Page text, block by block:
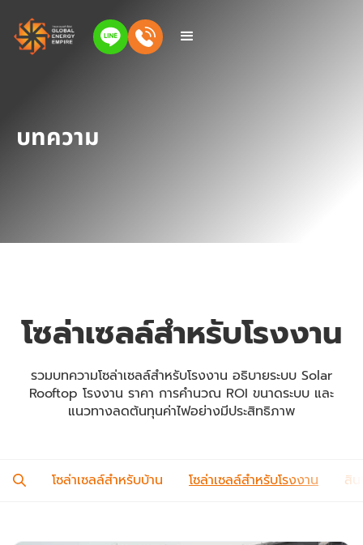
บทความ
โซล่าเซลล์สำหรับโรงงาน
รวมบทความโซล่าเซลล์สำหรับโรงงาน อธิบายระบบ Solar
Rooftop โรงงาน ราคา การคำนวณ ROI ขนาดระบบ และ
แนวทางลดต้นทุนค่าไฟอย่างมีประสิทธิภาพ
โซล่าเซลล์สำหรับบ้าน โซล่าเซลล์สำหรับโรงงาน สิน